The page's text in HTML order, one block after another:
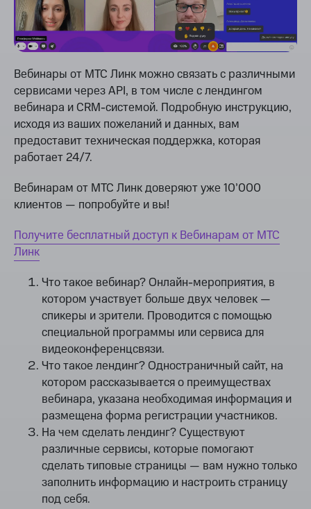
Вебинары от МТС Линк можно связать c различными
сервисами через API, в том числe с лендингом
вебинара и CRM-системой. Подробную инструкцию,
исходя из ваших пожеланий и данных, вам
предоставит техническая поддержка, которая
работает 24/7.
Вебинарам от МТС Линк доверяют уже 10’000
клиентов — попробуйте и вы!
Получите бесплатный доступ к Вебинарам от МТС
Линк
Что такое вебинар? Онлайн-мероприятия, в
котором участвует больше двух человек —
спикеры и зрители. Проводится с помощью
специальной программы или сервиса для
видеоконференцсвязи.
Что такое лендинг? Одностраничный сайт, на
котором рассказывается о преимуществах
вебинара, указана необходимая информация и
размещена форма регистрации участников.
На чем сделать лендинг? Существуют
различные сервисы, которые помогают
сделать типовые страницы — вам нужно только
заполнить информацию и настроить страницу
под себя.